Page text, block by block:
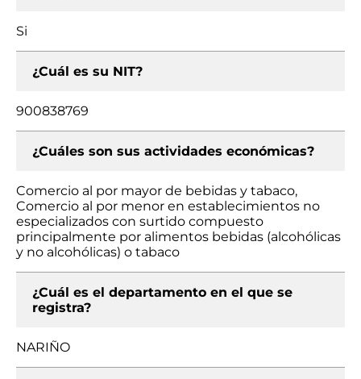
Si
¿Cuál es su NIT?
900838769
¿Cuáles son sus actividades económicas?
Comercio al por mayor de bebidas y tabaco,
Comercio al por menor en establecimientos no
especializados con surtido compuesto
principalmente por alimentos bebidas (alcohólicas
y no alcohólicas) o tabaco
¿Cuál es el departamento en el que se
registra?
NARIÑO